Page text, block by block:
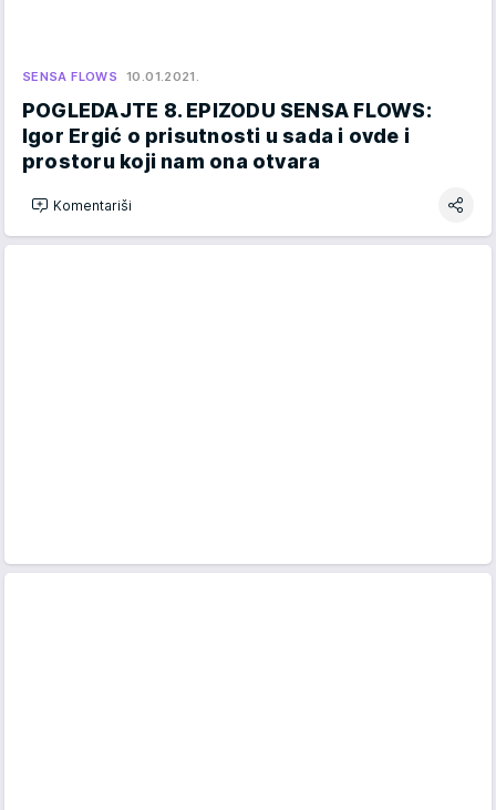
SENSA FLOWS 10.01.2021.
POGLEDAJTE 8. EPIZODU SENSA FLOWS:
Igor Ergić o prisutnosti u sada i ovde i
prostoru koji nam ona otvara
Komentariši